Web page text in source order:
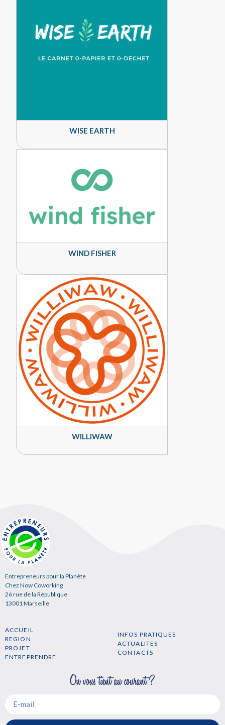
WISE EARTH
WIND FISHER
WILLIWAW
Entrepreneurs pour la Planète
Chez Now Coworking
26 rue de la République
13001 Marseille
ACCUEIL
REGION
PROJET
ENTREPRENDRE
INFOS PRATIQUES
ACTUALITES
CONTACTS